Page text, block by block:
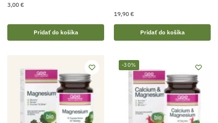
3,00 €
Pridať do košíka
19,90 €
Pridať do košíka
-30%